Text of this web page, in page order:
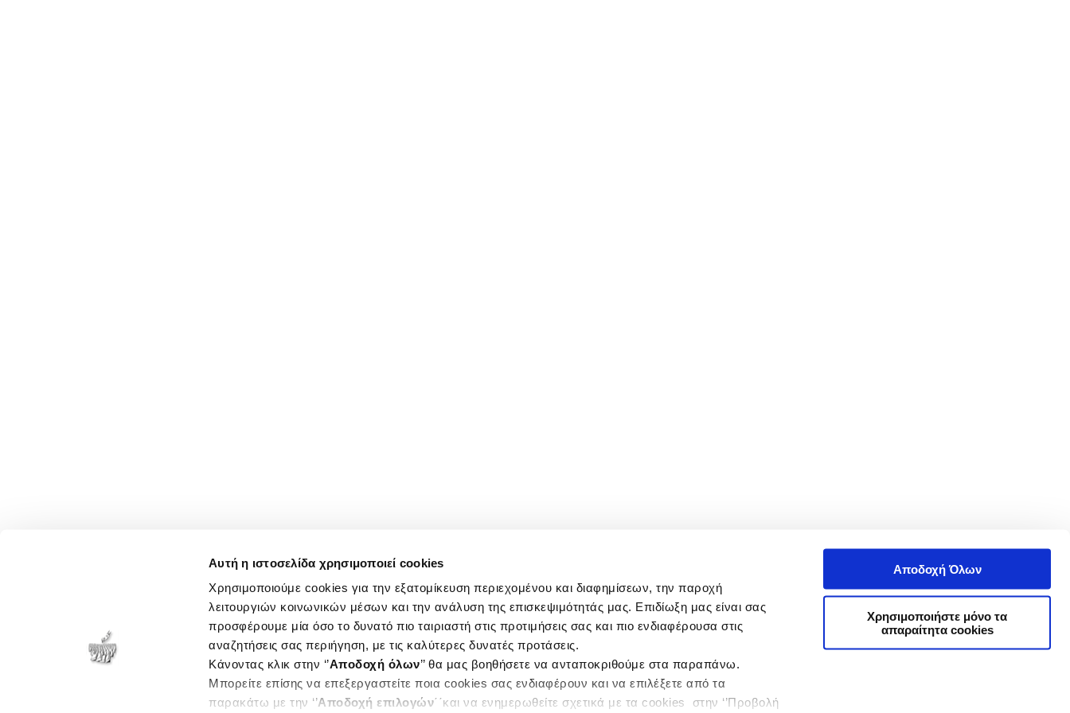
Αυτή η ιστοσελίδα χρησιμοποιεί cookies
Χρησιμοποιούμε cookies για την εξατομίκευση περιεχομένου και διαφημίσεων, την παροχή
λειτουργιών κοινωνικών μέσων και την ανάλυση της επισκεψιμότητάς μας. Επιδίωξη μας είναι σας
προσφέρουμε μία όσο το δυνατό πιο ταιριαστή στις προτιμήσεις σας και πιο ενδιαφέρουσα στις
αναζητήσεις σας περιήγηση, με τις καλύτερες δυνατές προτάσεις.
Κάνοντας κλικ στην ‘’Αποδοχή όλων’’ θα μας βοηθήσετε να ανταποκριθούμε στα παραπάνω.
Μπορείτε επίσης να επεξεργαστείτε ποια cookies σας ενδιαφέρουν και να επιλέξετε από τα
παρακάτω με την ‘’Αποδοχή επιλογών΄΄και να ενημερωθείτε σχετικά με τα cookies στην ‘’Προβολή
Αποδοχή Όλων
Χρησιμοποιήστε μόνο τα
απαραίτητα cookies